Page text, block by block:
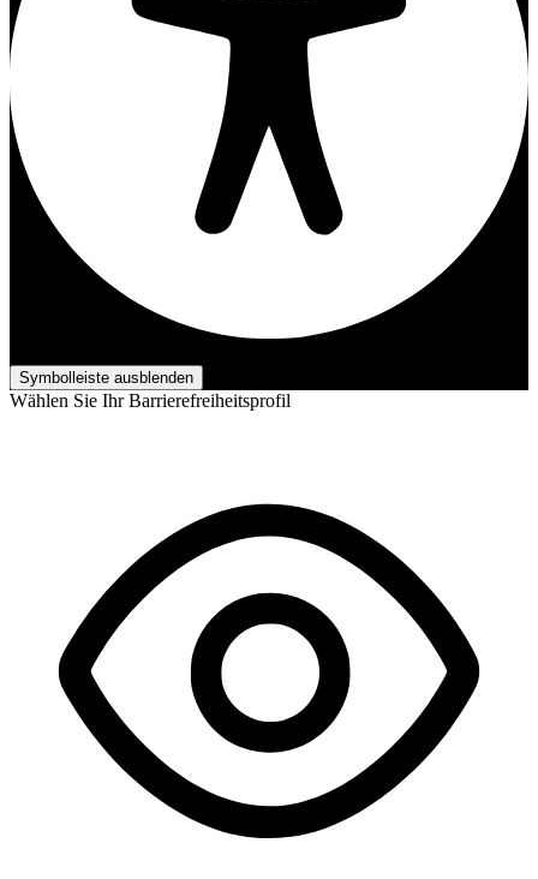
Symbolleiste ausblenden
Wählen Sie Ihr Barrierefreiheitsprofil